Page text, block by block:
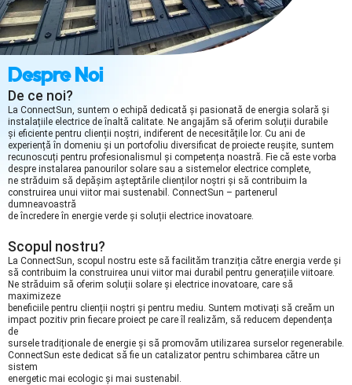
Despre Noi
De ce noi?
La ConnectSun, suntem o echipă dedicată și pasionată de energia solară și
instalațiile electrice de înaltă calitate. Ne angajăm să oferim soluții durabile
și eficiente pentru clienții noștri, indiferent de necesitățile lor. Cu ani de
experiență în domeniu și un portofoliu diversificat de proiecte reușite, suntem
recunoscuți pentru profesionalismul și competența noastră. Fie că este vorba
despre instalarea panourilor solare sau a sistemelor electrice complete,
ne străduim să depășim așteptările clienților noștri și să contribuim la
construirea unui viitor mai sustenabil. ConnectSun – partenerul
dumneavoastră
de încredere în energie verde și soluții electrice inovatoare.
Scopul nostru?
La ConnectSun, scopul nostru este să facilităm tranziția către energia verde și
să contribuim la construirea unui viitor mai durabil pentru generațiile viitoare.
Ne străduim să oferim soluții solare și electrice inovatoare, care să
maximizeze
beneficiile pentru clienții noștri și pentru mediu. Suntem motivați să creăm un
impact pozitiv prin fiecare proiect pe care îl realizăm, să reducem dependența
de
sursele tradiționale de energie și să promovăm utilizarea surselor regenerabile.
ConnectSun este dedicat să fie un catalizator pentru schimbarea către un
sistem
energetic mai ecologic și mai sustenabil.